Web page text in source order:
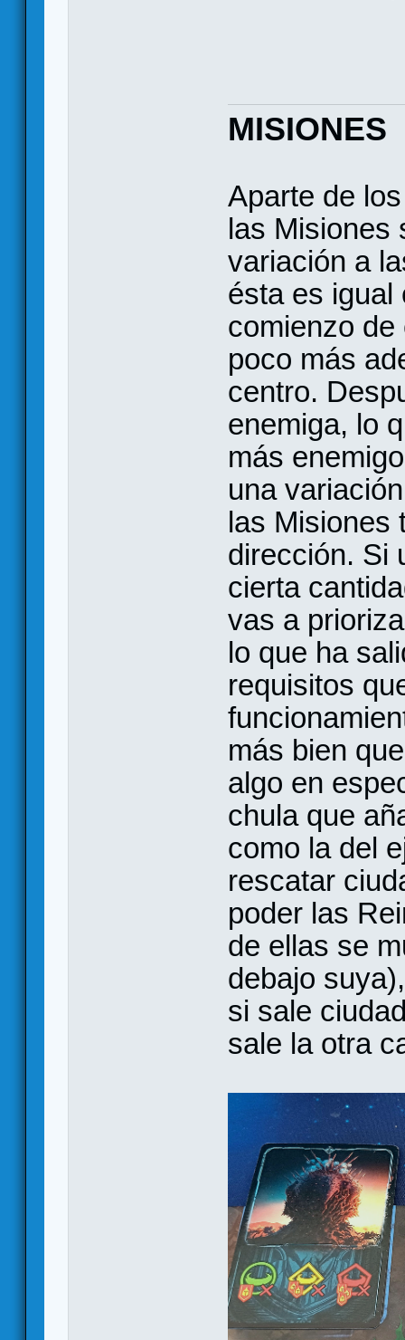
MISIONES
Aparte de
las Misiones
variación a
ésta es igual
comienzo
poco más
centro.
enemiga, lo
más
una
las Misiones
dirección. Si
cierta
vas a
lo que ha
requisitos
más bien
algo en
chula que
como la del
rescatar
poder las
de ellas se
debajo
si sale
sale la otra